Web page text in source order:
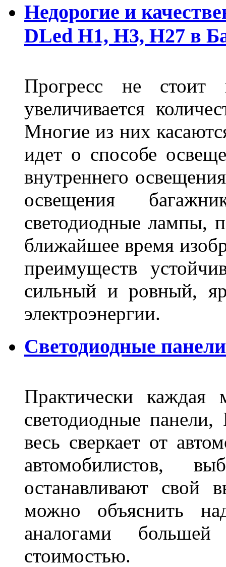
Недорогие и
DLed Н1, Н3, Н27 в
Прогресс не
увеличивается
Многие из них
идет о способе
внутреннего
освещения
светодиодные лампы,
ближайшее время
преимуществ
сильный и ровный,
электроэнергии.
Светодиодные
Практически каждая
светодиодные
весь сверкает от
автомобилистов,
останавливают
можно объяснить
аналогами
стоимостью.